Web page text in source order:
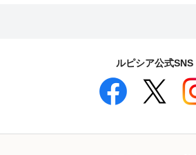
ルピシア公式SNS